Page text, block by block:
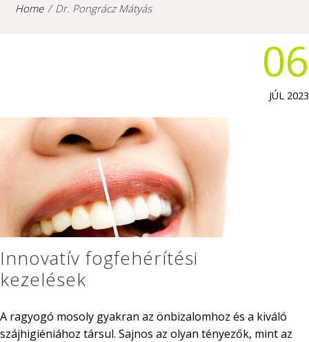
Home Dr. Pongrácz Mátyás
06
JÚL 2023
Innovatív fogfehérítési
kezelések
A ragyogó mosoly gyakran az önbizalomhoz és a kiváló
szájhigiéniához társul. Sajnos az olyan tényezők, mint az